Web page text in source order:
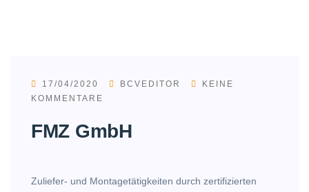
17/04/2020 BCVEDITOR
KEINE
KOMMENTARE
FMZ GmbH
Zuliefer- und Montagetätigkeiten durch zertifizierten